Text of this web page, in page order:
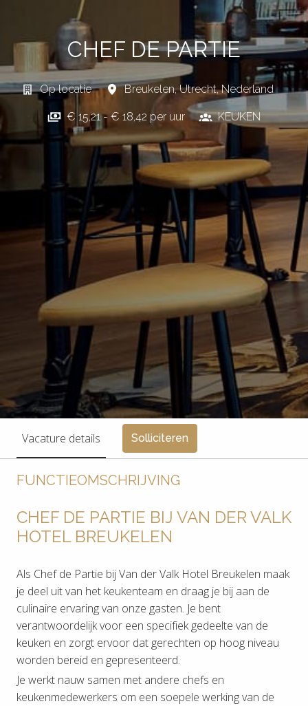
CHEF DE PARTIE
Op locatie Breukelen, Utrecht, Nederland
€ 15,21 - € 18,42 per uur KEUKEN
Vacature details Solliciteren
FUNCTIEOMSCHRIJVING
CHEF DE PARTIE BIJ VAN DER VALK
HOTEL BREUKELEN
Als Chef de Partie bij Van der Valk Hotel Breukelen maak
je deel uit van het keukenteam en draag je bij aan de
culinaire ervaring van onze gasten. Je bent
verantwoordelijk voor een specifiek gedeelte van de
keuken en zorgt ervoor dat gerechten op hoog niveau
worden bereid en gepresenteerd.
Je werkt nauw samen met andere chefs en
keukenmedewerkers om een soepele werking van de